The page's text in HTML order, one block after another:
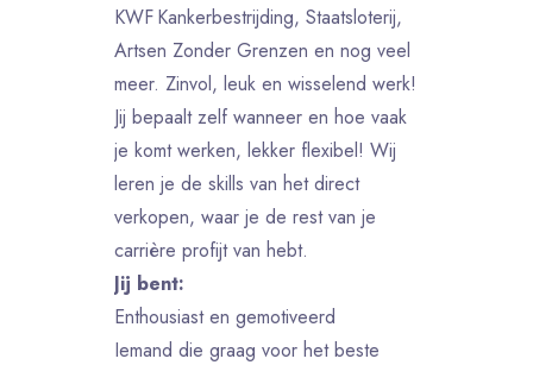
KWF Kankerbestrijding, Staatsloterij,
Artsen Zonder Grenzen en nog veel
meer. Zinvol, leuk en wisselend werk!
Jij bepaalt zelf wanneer en hoe vaak
je komt werken, lekker flexibel! Wij
leren je de skills van het direct
verkopen, waar je de rest van je
carrière profijt van hebt.
Jij bent:
Enthousiast en gemotiveerd
Iemand die graag voor het beste